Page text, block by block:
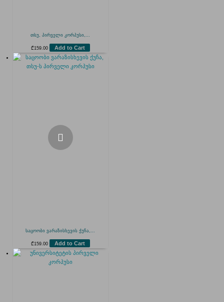
თსუ, პირველი კორპუსი,...
₾159.00 Add to Cart
საცოობი ვარაზისხევის ქუჩა,...
₾159.00 Add to Cart